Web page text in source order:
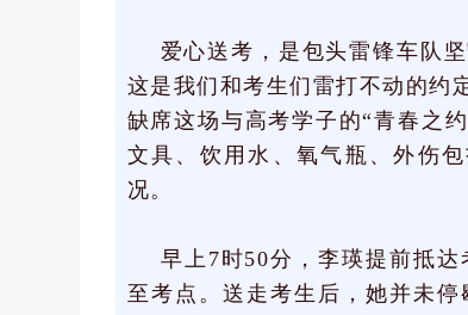
爱心送考，是包头雷锋车队
这是我们和考生们雷打不动的约
缺席这场与高考学子的“青春之
文具、饮用水、氧气瓶、外伤
况。
早上7时50分，李瑛提前抵
至考点。送走考生后，她并未